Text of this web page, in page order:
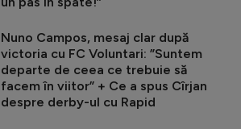
Nuno Campos, mesaj clar după
victoria cu FC Voluntari: ”Suntem
departe de ceea ce trebuie să
facem în viitor” + Ce a spus Cîrjan
despre derby-ul cu Rapid